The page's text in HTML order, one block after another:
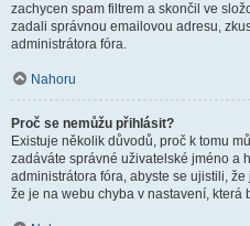
zachycen spam filtrem a skončil ve
zadali správnou emailovou adresu,
administrátora fóra.
Nahoru
Proč se nemůžu přihlásit?
Existuje několik důvodů, proč k tomu
zadáváte správné uživatelské jméno a
administrátora fóra, abyste se ujistili,
že je na webu chyba v nastavení, která